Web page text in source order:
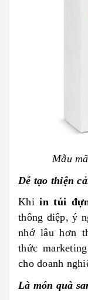
Mẫu
Dễ tạo thiện
Khiin túi
thông điệp, ý
nhớ lâu hơn
thức
cho doanh
Là món quà